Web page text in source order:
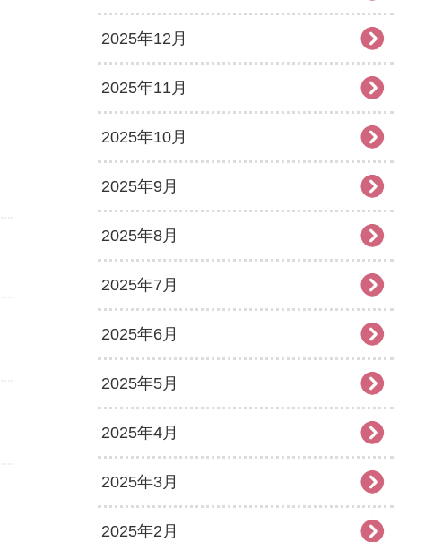
2025年12月
2025年11月
2025年10月
2025年9月
2025年8月
2025年7月
2025年6月
2025年5月
2025年4月
2025年3月
2025年2月